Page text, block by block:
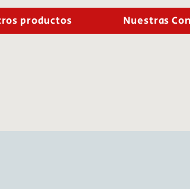
productos Nuestras